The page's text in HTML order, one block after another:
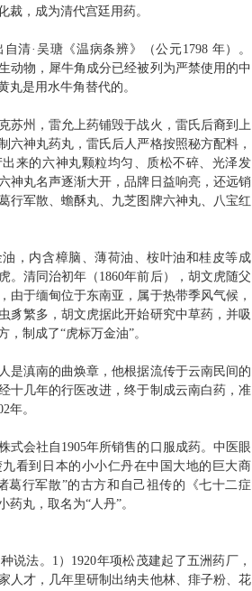
裁，成为清代宫廷用药。
清·吴瑭《温病条辨》（公元1798 年）。
动物，犀牛角成分已经被列为严禁使用的中
丸是用水牛角替代的。
苏州，雷允上药铺毁于战火，雷氏后裔到上
六神丸药丸，雷氏后人严格按照秘方配料，
来的六神丸颗粒均匀、质松不碎、光泽发
神丸名声逐渐大开，品牌日益响亮，还远销
行军散、蟾酥丸、九芝图牌六神丸、八宝红
，内含樟脑、薄荷油、桉叶油和桂皮等成
。清同治初年（1860年前后），胡文虎随父
由于缅甸位于东南亚，属于热带季风气候，
豸繁多，胡文虎据此开始研究中草药，并吸
制成了“虎标万金油”。
是滇南的曲焕章，他根据流传于云南民间的
十几年的行医改进，终于制成云南白药，准
年。
式会社自1905年所销售的口服成药。中医眼
看到日本的小小仁丹在中国大地的巨大商
葛行军散”的古方和自己祖传的《七十二症
丸，取名为“人丹”。
说法。 1 ） 1920年项松茂建起了五洲药厂，
人才，几年里研制出纳夫他林、痱子粉、花